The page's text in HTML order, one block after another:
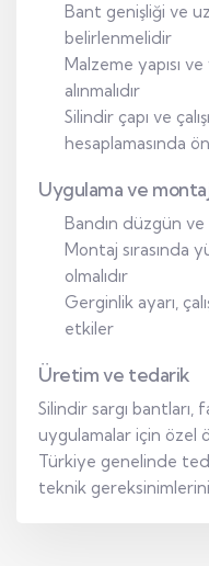
Bant genişliği ve
belirlenmelidir
Malzeme yapısı
alınmalıdır
Silindir çapı ve
hesaplamasında
Uygulama ve
Bandın düzgün ve
Montaj sırasında
olmalıdır
Gerginlik ayarı,
etkiler
Üretim ve tedarik
Silindir sargı bantları,
uygulamalar için özel
Türkiye genelinde
teknik